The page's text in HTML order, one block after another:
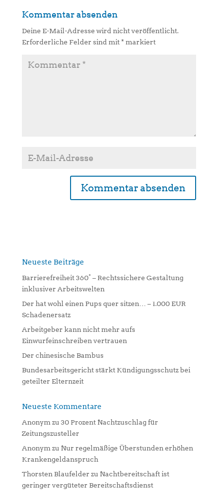
Kommentar absenden
Deine E-Mail-Adresse wird nicht veröffentlicht.
Erforderliche Felder sind mit* markiert
n
t
v
e
:
Neueste Beiträge
Barrierefreiheit 360° – Rechtssichere Gestaltung
inklusiver Arbeitswelten
Der hat wohl einen Pups quer sitzen… – 1.000 EUR
Schadenersatz
Arbeitgeber kann nicht mehr aufs
Einwurfeinschreiben vertrauen
Der chinesische Bambus
Bundesarbeitsgericht stärkt Kündigungsschutz bei
geteilter Elternzeit
Neueste Kommentare
Anonymzu 30 Prozent Nachtzuschlag für
Zeitungszusteller
Anonymzu Nur regelmäßige Überstunden erhöhen
Krankengeldanspruch
Thorsten Blaufelder zu Nachtbereitschaft ist
geringer vergüteter Bereitschaftsdienst